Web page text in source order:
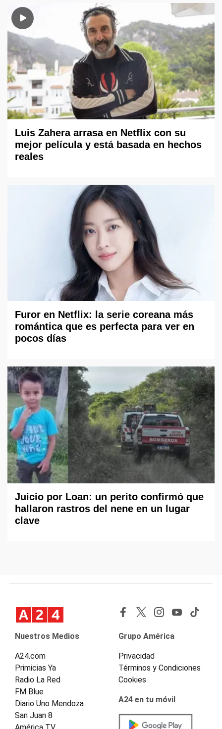
Luis Zahera arrasa en Netflix con su
mejor película y está basada en hechos
reales
Furor en Netflix: la serie coreana más
romántica que es perfecta para ver en
pocos días
Juicio por Loan: un perito confirmó que
hallaron rastros del nene en un lugar
clave
Nuestros Medios
A24.com
Primicias Ya
Radio La Red
FM Blue
Diario Uno Mendoza
San Juan 8
América TV
Grupo América
Privacidad
Términos y Condiciones
Cookies
A24 en tu móvil